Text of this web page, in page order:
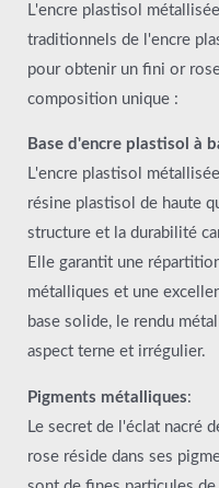
L'encre plastisol
traditionnels de l'encre
pour obtenir un fini or
composition unique :
Base d'encre plastisol à
L'encre plastisol
résine plastisol de haute
structure et la durabilité
Elle garantit une
métalliques et une
base solide, le rendu
aspect terne et irrégulier.
Pigments métalliques:
Le secret de l'éclat nacré
rose réside dans ses